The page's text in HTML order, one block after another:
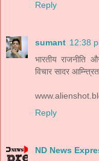
Reply
sumant 12:38
भारतीय
विचार सादर आम्न्त्रित
Reply
ND News